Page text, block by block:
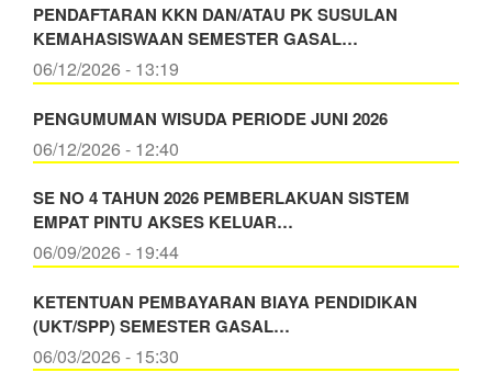
PENDAFTARAN KKN DAN/ATAU PK SUSULAN
KEMAHASISWAAN SEMESTER GASAL…
06/12/2026 - 13:19
PENGUMUMAN WISUDA PERIODE JUNI 2026
06/12/2026 - 12:40
SE NO 4 TAHUN 2026 PEMBERLAKUAN SISTEM
EMPAT PINTU AKSES KELUAR…
06/09/2026 - 19:44
KETENTUAN PEMBAYARAN BIAYA PENDIDIKAN
(UKT/SPP) SEMESTER GASAL…
06/03/2026 - 15:30